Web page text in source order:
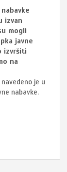
izvan
mogli
javne
izvršiti
na
navedeno je u
nabavke.